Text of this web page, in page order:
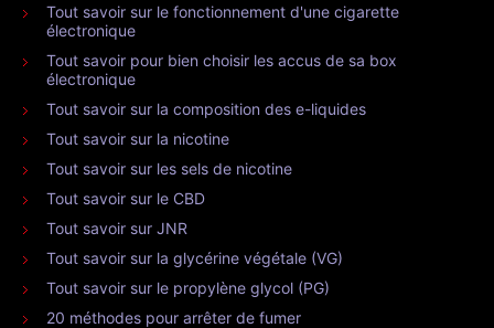
Tout savoir sur le fonctionnement d'une cigarette
électronique
Tout savoir pour bien choisir les accus de sa box
électronique
Tout savoir sur la composition des e-liquides
Tout savoir sur la nicotine
Tout savoir sur les sels de nicotine
Tout savoir sur le CBD
Tout savoir sur JNR
Tout savoir sur la glycérine végétale (VG)
Tout savoir sur le propylène glycol (PG)
20 méthodes pour arrêter de fumer